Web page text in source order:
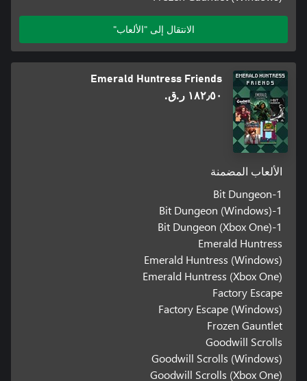
الانتقال إلى "الألعاب"
Emerald Huntress Friends
١٨٢٫٥٠ ر.ق.‏
الألعاب المضمنة
1-Bit Dungeon
1-Bit Dungeon (Windows)
1-Bit Dungeon (Xbox One)
Emerald Huntress
Emerald Huntress (Windows)
Emerald Huntress (Xbox One)
Factory Escape
Factory Escape (Windows)
Frozen Gauntlet
Goodwill Scrolls
Goodwill Scrolls (Windows)
Goodwill Scrolls (Xbox One)